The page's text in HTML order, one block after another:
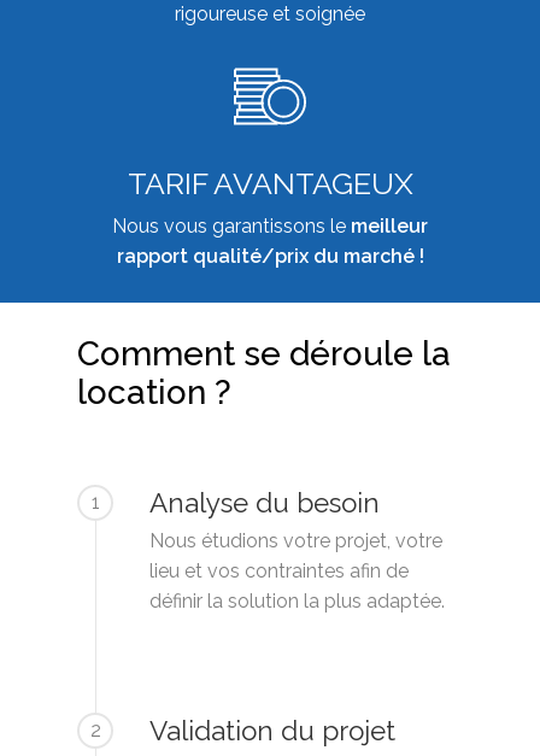
rigoureuse et soignée
TARIF AVANTAGEUX
Nous vous garantissons le meilleur
rapport qualité/prix du marché !
Comment se déroule la
location ?
1 Analyse du besoin
Nous étudions votre projet, votre
lieu et vos contraintes afin de
définir la solution la plus adaptée.
2 Validation du projet